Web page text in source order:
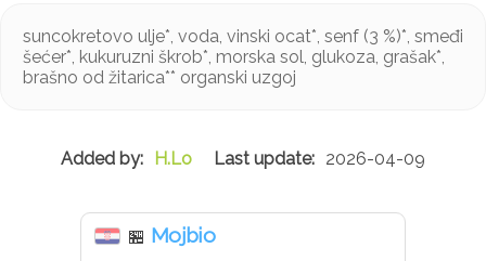
suncokretovo ulje*, voda, vinski ocat*, senf (3 %)*, smeđi
šećer*, kukuruzni škrob*, morska sol, glukoza, grašak*,
brašno od žitarica** organski uzgoj
H.Lo 2026-04-09
🏪 Mojbio